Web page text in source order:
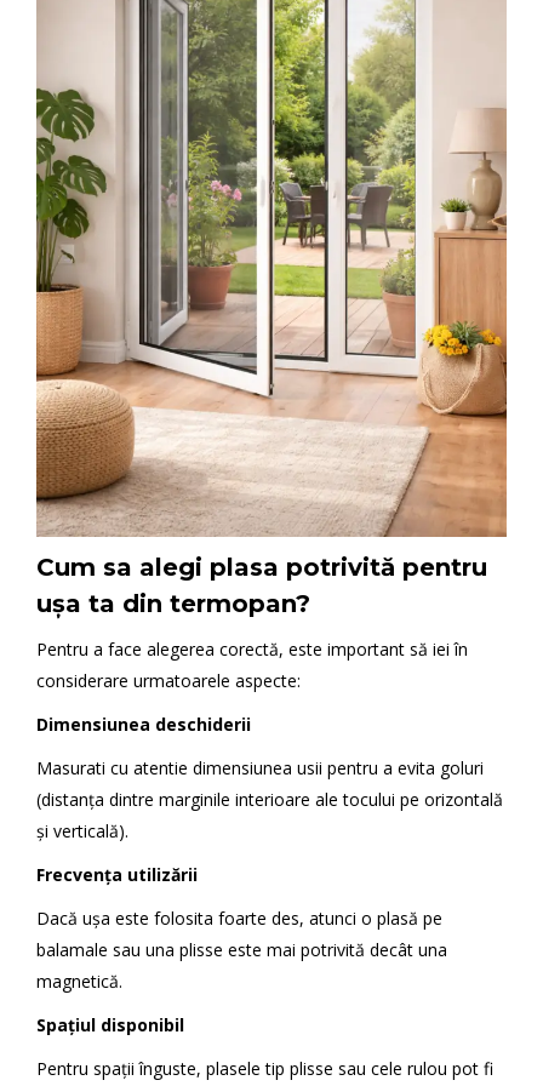
Cum sa alegi plasa potrivită pentru
ușa ta din termopan?
Pentru a face alegerea corectă, este important să iei în
considerare urmatoarele aspecte:
Dimensiunea deschiderii
Masurati cu atentie dimensiunea usii pentru a evita goluri
(distanța dintre marginile interioare ale tocului pe orizontală
și verticală).
Frecvența utilizării
Dacă ușa este folosita foarte des, atunci o plasă pe
balamale sau una plisse este mai potrivită decât una
magnetică.
Spațiul disponibil
Pentru spații înguste, plasele tip plisse sau cele rulou pot fi